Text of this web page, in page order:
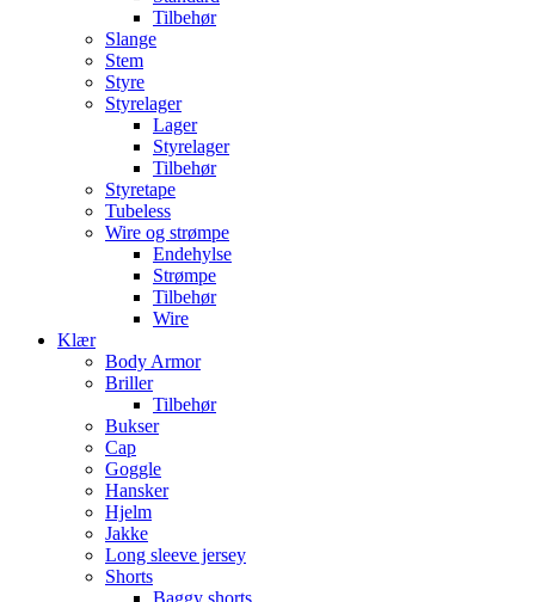
Tilbehør
Slange
Stem
Styre
Styrelager
Lager
Styrelager
Tilbehør
Styretape
Tubeless
Wire og strømpe
Endehylse
Strømpe
Tilbehør
Wire
Klær
Body Armor
Briller
Tilbehør
Bukser
Cap
Goggle
Hansker
Hjelm
Jakke
Long sleeve jersey
Shorts
Baggy shorts